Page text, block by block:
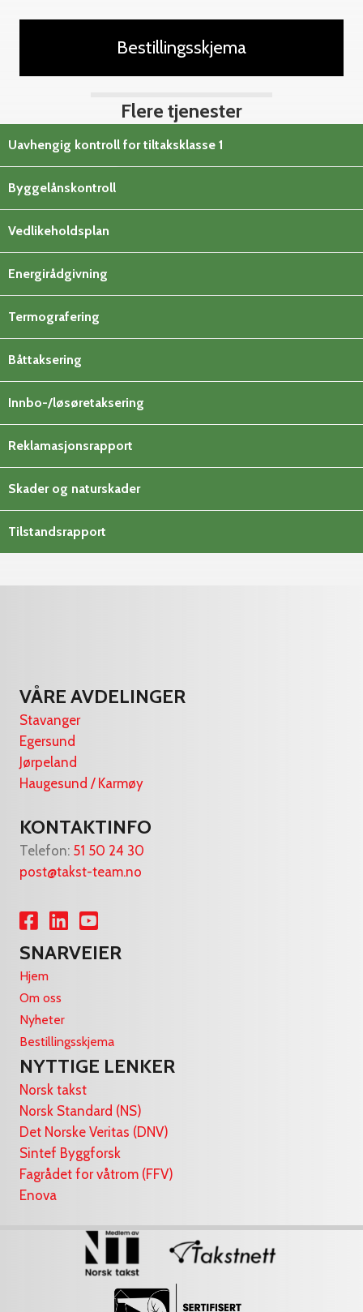
Bestillingsskjema
Flere tjenester
Uavhengig kontroll for tiltaksklasse 1
Byggelånskontroll
Vedlikeholdsplan
Energirådgivning
Termografering
Båttaksering
Innbo-/løsøretaksering
Reklamasjonsrapport
Skader og naturskader
Tilstandsrapport
VÅRE AVDELINGER
Stavanger
Egersund
Jørpeland
Haugesund / Karmøy
KONTAKTINFO
Telefon: 51 50 24 30
post@takst-team.no
Lenke til Facebook
Lenke til LinkedIn
Lenke til YouTube
SNARVEIER
Hjem
Om oss
Nyheter
Bestillingsskjema
NYTTIGE LENKER
Norsk takst
Norsk Standard (NS)
Det Norske Veritas (DNV)
Sintef Byggforsk
Fagrådet for våtrom (FFV)
Enova